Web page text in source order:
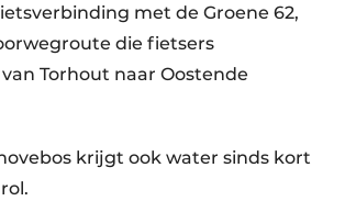
met de Groene 62,
die fietsers
Torhout naar Oostende
krijgt ook water sinds kort